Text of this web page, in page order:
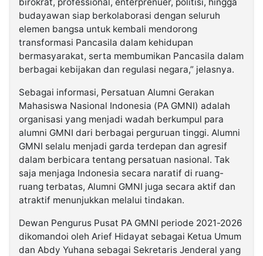
budayawan siap berkolaborasi dengan seluruh
elemen bangsa untuk kembali mendorong
transformasi Pancasila dalam kehidupan
bermasyarakat, serta membumikan Pancasila dalam
berbagai kebijakan dan regulasi negara,” jelasnya.
Sebagai informasi, Persatuan Alumni Gerakan
Mahasiswa Nasional Indonesia (PA GMNI) adalah
organisasi yang menjadi wadah berkumpul para
alumni GMNI dari berbagai perguruan tinggi. Alumni
GMNI selalu menjadi garda terdepan dan agresif
dalam berbicara tentang persatuan nasional. Tak
saja menjaga Indonesia secara naratif di ruang-
ruang terbatas, Alumni GMNI juga secara aktif dan
atraktif menunjukkan melalui tindakan.
Dewan Pengurus Pusat PA GMNI periode 2021-2026
dikomandoi oleh Arief Hidayat sebagai Ketua Umum
dan Abdy Yuhana sebagai Sekretaris Jenderal yang